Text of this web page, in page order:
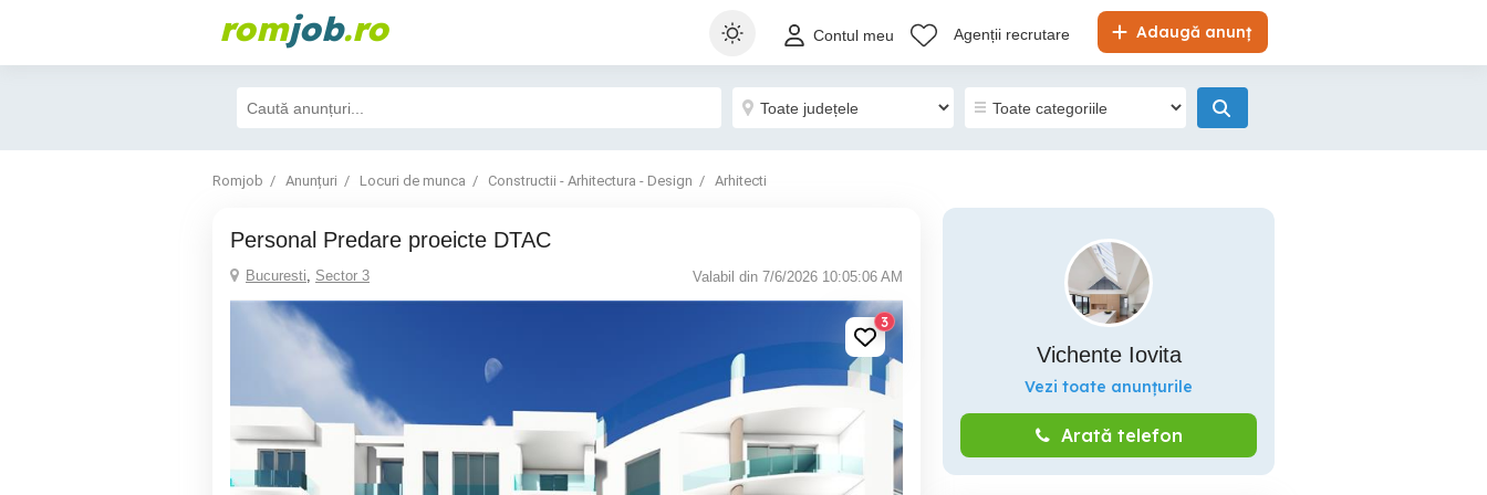
romjob.ro Adaugă anunț
Contul meu Agenții recrutare
Romjob Anunțuri Locuri de munca Constructii - Arhitectura - Design Arhitecti
personal Predare proeicte DTAC
Bucuresti, Sector 3 Valabil din 7/6/2026 10:05:06 AM
3
Vichente Iovita
Vezi toate anunțurile
Arată telefon